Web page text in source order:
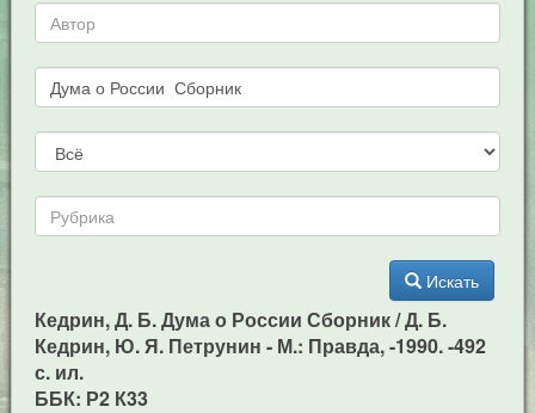
Искать
Кедрин, Д. Б. Дума о России Сборник / Д. Б.
Кедрин, Ю. Я. Петрунин - М.: Правда, -1990. -492
с. ил.
ББК: Р2 К33